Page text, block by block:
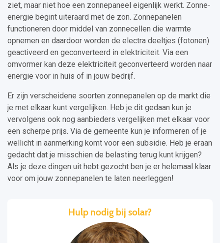
ziet, maar niet hoe een zonnepaneel eigenlijk werkt. Zonne-
energie begint uiteraard met de zon. Zonnepanelen
functioneren door middel van zonnecellen die warmte
opnemen en daardoor worden de electra deeltjes (fotonen)
geactiveerd en geconverteerd in elektriciteit. Via een
omvormer kan deze elektriciteit geconverteerd worden naar
energie voor in huis of in jouw bedrijf.
Er zijn verscheidene soorten zonnepanelen op de markt die
je met elkaar kunt vergelijken. Heb je dit gedaan kun je
vervolgens ook nog aanbieders vergelijken met elkaar voor
een scherpe prijs. Via de gemeente kun je informeren of je
wellicht in aanmerking komt voor een subsidie. Heb je eraan
gedacht dat je misschien de belasting terug kunt krijgen?
Als je deze dingen uit hebt gezocht ben je er helemaal klaar
voor om jouw zonnepanelen te laten neerleggen!
Hulp nodig bij solar?